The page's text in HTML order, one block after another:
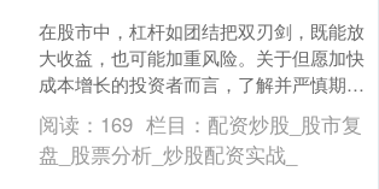
在股市中，杠杆如团结把双刃剑，既能放
大收益，也可能加重风险。关于但愿加快
成本增长的投资者而言，了解并严慎期骗
杠杆用具至关伏击。当今，阛阓主流的正
当加杠杆模式主要....
阅读： 169 栏目： 配资炒股_股市复
盘_股票分析_炒股配资实战_